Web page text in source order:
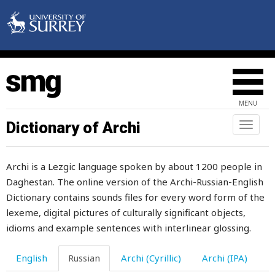
MENU
Toggle
Dictionary of Archi
Archi is a Lezgic language spoken by about 1200 people in
Daghestan. The online version of the Archi-Russian-English
Dictionary contains sounds files for every word form of the
lexeme, digital pictures of culturally significant objects,
idioms and example sentences with interlinear glossing.
English Russian Archi (Cyrillic) Archi (IPA)
легче
ледяной
лежать
лезгин
лезгинка
лезть
лекарство